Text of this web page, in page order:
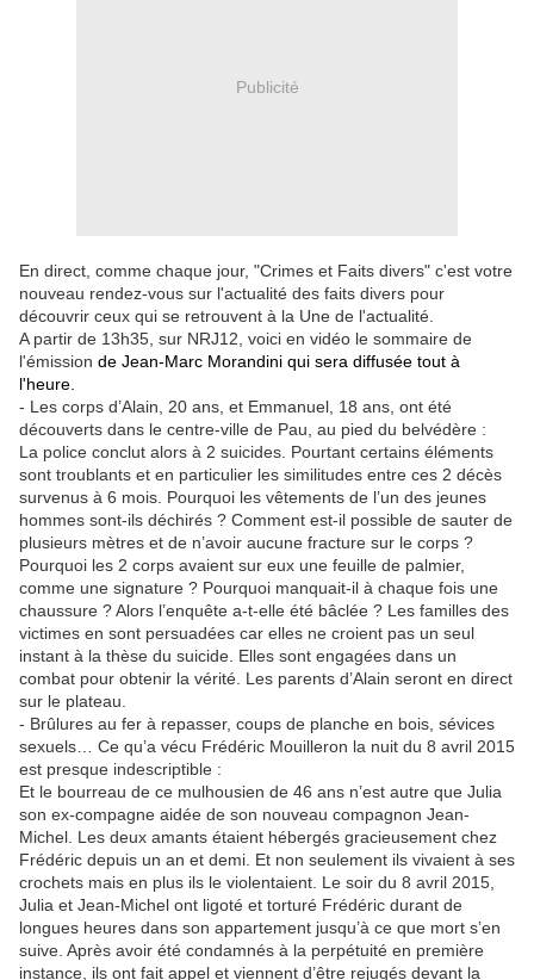
Publicité
En direct, comme chaque jour, "Crimes et Faits divers" c'est votre
nouveau rendez-vous sur l'actualité des faits divers pour
découvrir ceux qui se retrouvent à la Une de l'actualité.
A partir de 13h35, sur NRJ12, voici en vidéo le sommaire de
l'émission de Jean-Marc Morandini qui sera diffusée tout à
l'heure.
- Les corps d’Alain, 20 ans, et Emmanuel, 18 ans, ont été
découverts dans le centre-ville de Pau, au pied du belvédère :
La police conclut alors à 2 suicides. Pourtant certains éléments
sont troublants et en particulier les similitudes entre ces 2 décès
survenus à 6 mois. Pourquoi les vêtements de l’un des jeunes
hommes sont-ils déchirés ? Comment est-il possible de sauter de
plusieurs mètres et de n’avoir aucune fracture sur le corps ?
Pourquoi les 2 corps avaient sur eux une feuille de palmier,
comme une signature ? Pourquoi manquait-il à chaque fois une
chaussure ? Alors l’enquête a-t-elle été bâclée ? Les familles des
victimes en sont persuadées car elles ne croient pas un seul
instant à la thèse du suicide. Elles sont engagées dans un
combat pour obtenir la vérité. Les parents d’Alain seront en direct
sur le plateau.
- Brûlures au fer à repasser, coups de planche en bois, sévices
sexuels… Ce qu’a vécu Frédéric Mouilleron la nuit du 8 avril 2015
est presque indescriptible :
Et le bourreau de ce mulhousien de 46 ans n’est autre que Julia
son ex-compagne aidée de son nouveau compagnon Jean-
Michel. Les deux amants étaient hébergés gracieusement chez
Frédéric depuis un an et demi. Et non seulement ils vivaient à ses
crochets mais en plus ils le violentaient. Le soir du 8 avril 2015,
Julia et Jean-Michel ont ligoté et torturé Frédéric durant de
longues heures dans son appartement jusqu’à ce que mort s’en
suive. Après avoir été condamnés à la perpétuité en première
instance, ils ont fait appel et viennent d’être rejugés devant la